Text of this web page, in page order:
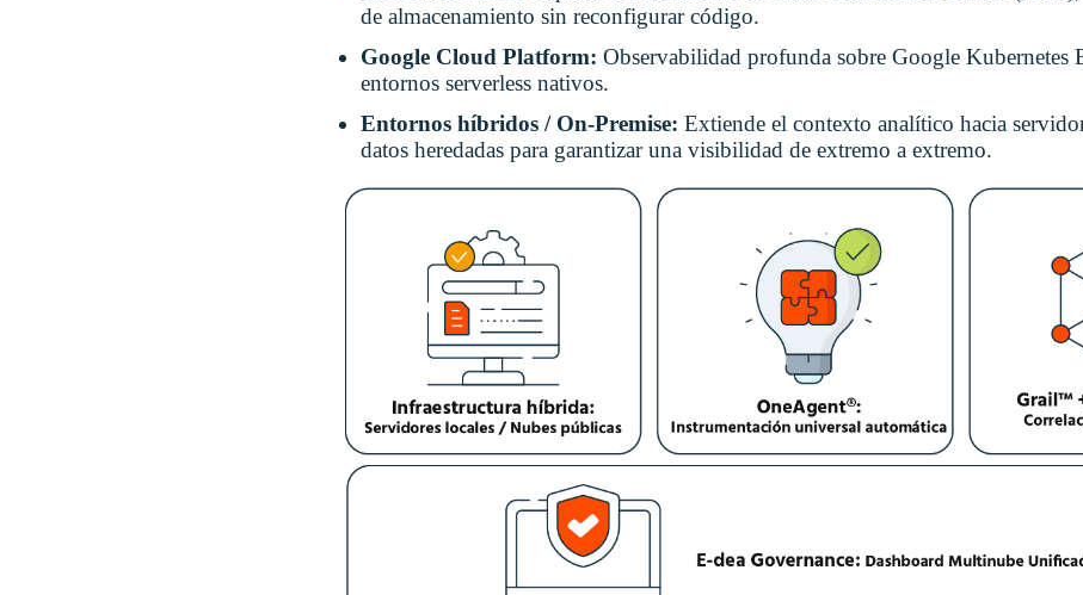
de almacenamiento sin reconfigurar código.
Google Cloud Platform: Observabilidad profunda sobre Google Kubernetes
entornos serverless nativos.
Entornos híbridos / On-Premise: Extiende el contexto analítico hacia
datos heredadas para garantizar una visibilidad de extremo a extremo.